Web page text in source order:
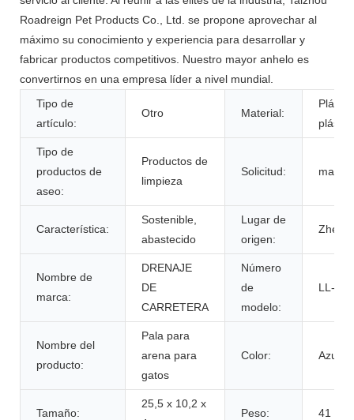
Roadreign Pet Products Co., Ltd. se propone aprovechar al
máximo su conocimiento y experiencia para desarrollar y
fabricar productos competitivos. Nuestro mayor anhelo es
convertirnos en una empresa líder a nivel mundial.
Tipo de
artículo:
Otro Material:
Tipo de
productos de
aseo:
Productos de
limpieza
Solicitud:
Característica:
Sostenible,
abastecido
Lugar de
origen:
Nombre de
marca:
DRENAJE
DE
CARRETERA
Número
de
modelo:
LL-
Nombre del
producto:
Pala para
arena para
gatos
Color: Azul/
Tamaño:
25,5 x 10,2 x
Peso: 41